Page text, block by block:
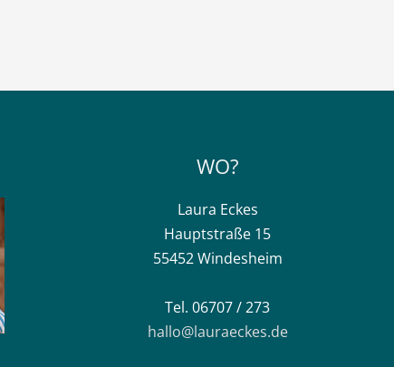
WO?
Laura Eckes
Hauptstraße 15
55452 Windesheim
Tel. 06707 / 273
hallo@lauraeckes.de